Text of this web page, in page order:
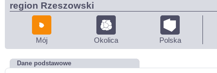
region Rzeszowski
Mój Okolica Polska
Dane podstawowe